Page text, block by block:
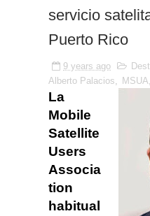
servicio
Puerto Rico
9 years ago
Alberto Palacios, MSUA,
La
Mobile
Satellite
Users
Associa
tion
habitual